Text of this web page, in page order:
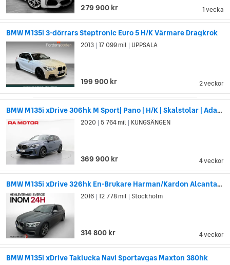
1 vecka
279 900 kr
BMW M135i 3-dörrars Steptronic Euro 5 H/K Värmare Dragkrok
2 veckor
2013 17 099 mil UPPSALA
199 900 kr
BMW M135i xDrive 306hk M Sport| Pano | H/K | Skalstolar | Adaptiv
4 veckor
2020 5 764 mil KUNGSÄNGEN
369 900 kr
BMW M135i xDrive 326hk En-Brukare Harman/Kardon Alcantara
4 veckor
2016 12 778 mil Stockholm
314 800 kr
BMW M135i xDrive Taklucka Navi Sportavgas Maxton 380hk